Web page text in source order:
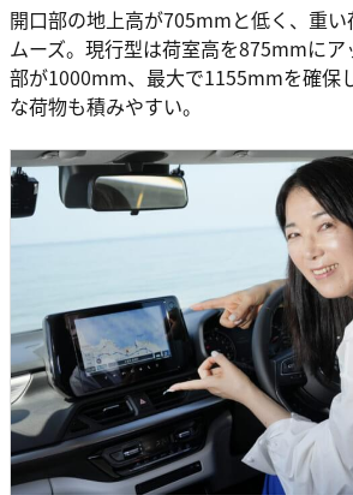
開口部の地上高が705mmと低く、重
ムーズ。現行型は荷室高を875mmにア
部が1000mm、最大で1155mmを確保
な荷物も積みやすい。